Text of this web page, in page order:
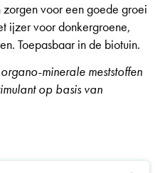
zorgen voor een goede groei
ijzer voor donkergroene,
Toepasbaar in de biotuin.
minerale meststoffen
op basis van